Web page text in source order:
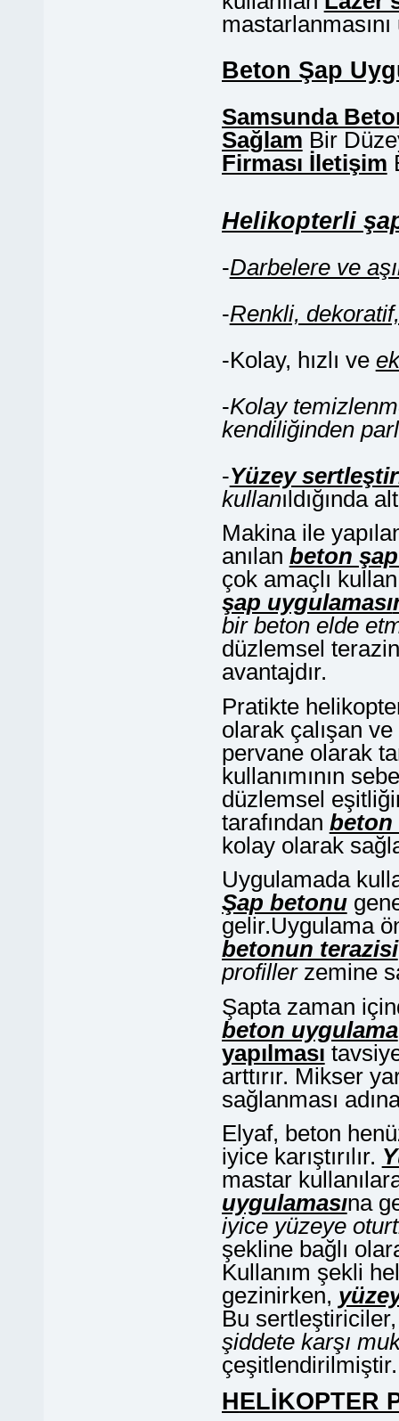
Beton Şap
Samsunda
Sağlam Bir
Firması İletişim
Helikopterli
-Darbelere ve
-Renkli,
-Kolay, hızlı ve
-Kolay
kendiliğinden
-Yüzey
kullanıldığında
Makina ile
anılan beton
çok amaçlı
şap uygulaması
bir beton elde
düzlemsel
avantajdır.
Pratikte
olarak çalışan
pervane olarak
kullanımının
düzlemsel
tarafından beton
kolay olarak
Uygulamada
Şap betonu
gelir.Uygulama
betonun terazisi
profiller zemine
Şapta zaman
beton uygulama
yapılması
arttırır. Mikser
sağlanması
Elyaf, beton
iyice karıştırılır.
mastar
uygulamasına
iyice yüzeye
şekline bağlı
Kullanım şekli
gezinirken,
Bu
şiddete karşı
çeşitlendirilmiştir.
HELİKOPTER